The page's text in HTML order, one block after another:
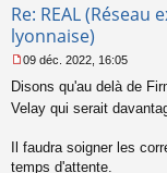
Re: REAL
lyonnaise)
e
s
g
e
09 déc. 2022, 16:05
Disons qu'au delà de
Velay qui serait
Il faudra soigner les
temps d'attente.